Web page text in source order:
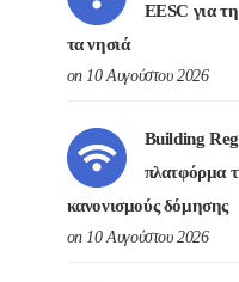
EESC για
τα νησιά
on 10 Αυγούστου 2026
Building
πλατφόρμα
κανονισμούς δόμησης
on 10 Αυγούστου 2026